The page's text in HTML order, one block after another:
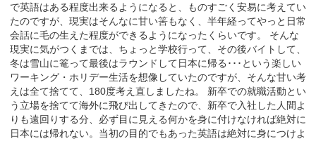
で英語はある程度出来るようになると、ものすごく安易に考えてい
たのですが、現実はそんなに甘い筈もなく、半年経ってやっと日常
会話に毛の生えた程度ができるようになったくらいです。 そんな
現実に気がつくまでは、ちょっと学校行って、その後バイトして、
冬は雪山に篭って最後はラウンドして日本に帰る･･･という楽しい
ワーキング・ホリデー生活を想像していたのですが、そんな甘い考
えは全て捨てて、180度考え直しましたね。 新卒での就職活動とい
う立場を捨てて海外に飛び出してきたので、新卒で入社した人間よ
りも遠回りする分、必ず目に見える何かを身に付けなければ絶対に
日本には帰れない。当初の目的でもあった英語は絶対に身につけよ